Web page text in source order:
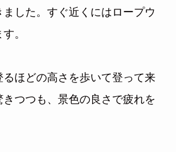
した。すぐ近くにはロープウ
。
るほどの高さを歩いて登って来
つつも、景色の良さで疲れを